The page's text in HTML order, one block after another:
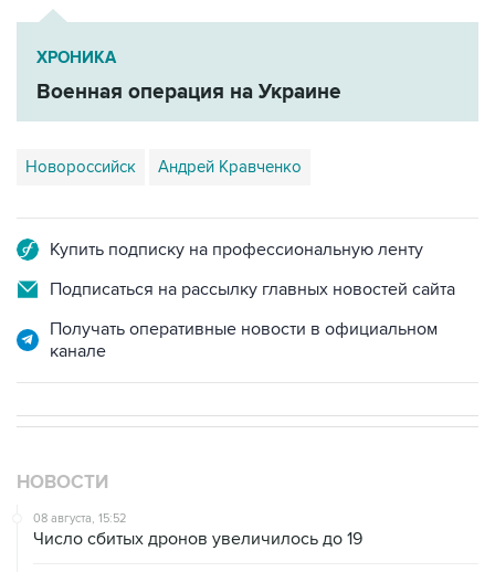
ХРОНИКА
Военная операция на Украине
Новороссийск Андрей Кравченко
Купить подписку на профессиональную ленту
Подписаться на рассылку главных новостей сайта
Получать оперативные новости в официальном
канале
НОВОСТИ
08 августа, 15:52
Число сбитых дронов увеличилось до 19